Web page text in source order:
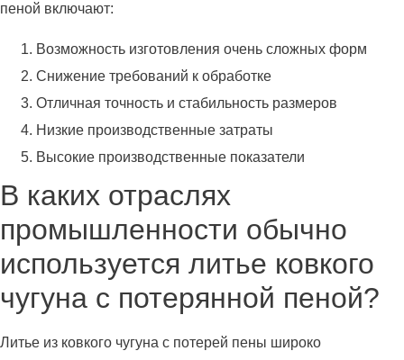
пеной включают:
Возможность изготовления очень сложных форм
Снижение требований к обработке
Отличная точность и стабильность размеров
Низкие производственные затраты
Высокие производственные показатели
В каких отраслях
промышленности обычно
используется литье ковкого
чугуна с потерянной пеной?
Литье из ковкого чугуна с потерей пены широко